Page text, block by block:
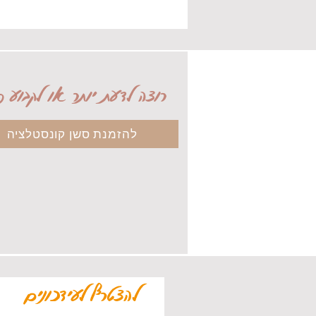
רוצה לדעת יותר או לקבוע
להזמנת סשן קונסטלציה
להצטרף לעידכונים